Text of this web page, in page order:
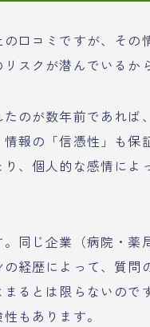
口コミですが、その
スクが潜んでいるか
のが数年前であれば
報の「信憑性」も保
、個人的な感情によ
同じ企業（病院・薬
経歴によって、質問
るとは限らないので
もあります。